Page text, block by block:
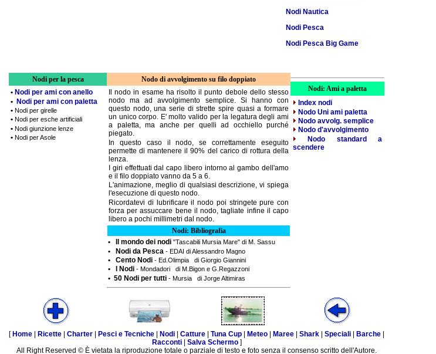
Nodi Nautica
Nodi Pesca
Nodi Pesca Big Game
Nodi per la pesca
• Nodi per ami con anello
• Nodi per ami con paletta
• Nodi per girelle
• Nodi per esche artificiali
• Nodi giunzione lenze
• Nodi per Asole
Nodo di avvolgimento su filo doppiato
Il nodo in esame ha risolto il punto debole dello stesso
nodo ma ad avvolgimento semplice. Si hanno con
questo nodo, una serie di strette spire quasi a formare
un unico corpo. E' molto valido per la legatura degli ami
a paletta, ma anche per quelli ad occhiello purché
piegato.
In questo caso il nodo, se correttamente eseguito
permette di mantenere il 90% del carico di rottura della
lenza.
I giri effettuati dal capo libero intorno al gambo dell'amo
e il filo doppiato vanno da 5 a 6.
L'animazione, meglio di qualsiasi descrizione, vi spiega
l'esecuzione di questo nodo.
Ricordatevi di lubrificare il nodo poi stringete pure con
forza per assuccare bene il nodo, tagliate infine il capo
libero a pochi millimetri dal nodo.
Nodi: Bibliografia
• Il mondo dei nodi "Tascabili Mursia Mare" di M. Sassu
• Nodi da Pesca - EDAI di Alessandro Magno
• Cento Nodi - Ed.Olimpia di Giorgio Giannini
• I Nodi - Mondadori di M.Bigon e G.Regazzoni
• 50 Nodi per tutti - Mursia di Jorge Altimiras
Nodi: Ami a paletta
Index nodi
Nodo Uni ami paletta
Nodo avvolg. semplice
Nodo d'avvolgimento
Nodo standard a
scendere
[ Home Ricette Charter Pesci e Tecniche Nodi Catture Tuna Cup Meteo Maree Shark Speciali Barche
Racconti| Salva Schermo]
All Right Reserved © È vietata la riproduzione totale o parziale di testo e foto senza il consenso scritto dell'Autore.